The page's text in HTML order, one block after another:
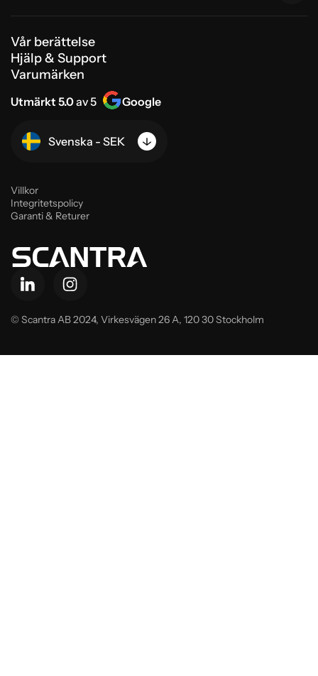
Vår berättelse
Hjälp & Support
Varumärken
Utmärkt 5.0av 5 Google
Svenska - SEK
Villkor
Integritetspolicy
Garanti & Returer
© Scantra AB 2024, Virkesvägen 26 A, 120 30 Stockholm